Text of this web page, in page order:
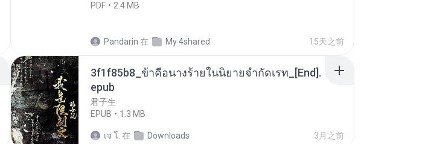
PDF
2.4 MB
Pandarin 在 My 4shared 15天之前
3f1f85b8_ข้าคือนางร้ายในนิยายจำกัดเรท_[End].
epub
君子生
EPUB
1.3 MB
เจ โ. 在 Downloads 3月之前